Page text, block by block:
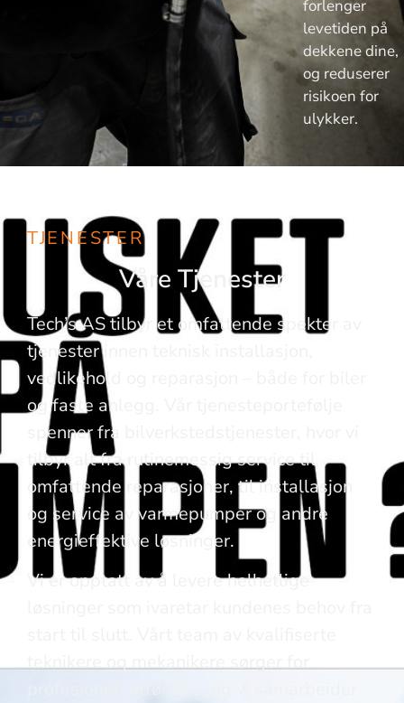
forlenger
levetiden på
dekkene dine,
og reduserer
risikoen for
ulykker.
TJENESTER
Våre Tjenester
Tech’s AS tilbyr et omfattende spekter av
tjenester innen teknisk installasjon,
vedlikehold og reparasjon – både for biler
og faste anlegg. Vår tjenesteportefølje
spenner fra bilverkstedstjenester, hvor vi
tilbyr alt fra rutinemessig service til
omfattende reparasjoner, til installasjon
og service av varmepumper og andre
energieffektive løsninger.
Vi er opptatt av å levere helhetlige
teknikere og mekanikere sørger for